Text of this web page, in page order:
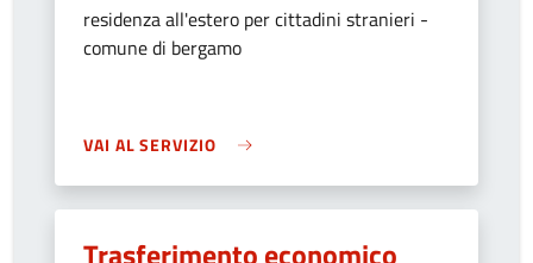
residenza all'estero per cittadini stranieri -
comune di bergamo
VAI AL SERVIZIO